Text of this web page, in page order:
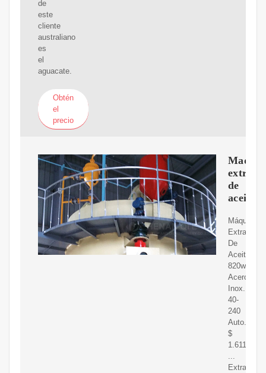
de
este
cliente
australiano
es
el
aguacate.
Obtén
el
precio
de
aceite
Máquina
Extractora
De
Aceite
820w
Acero
Inox.
40-
240
Auto.
$
1.611.286
Extractor